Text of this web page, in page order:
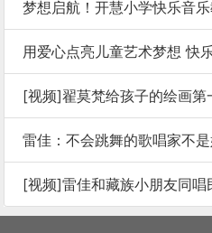
梦想启航！开慧小学快乐音
用爱心点亮儿童艺术梦想 快
[视频]翟莫梵给孩子的绘画第
雷佳：不会跳舞的歌唱家不
[视频]雷佳和藏族小朋友同唱